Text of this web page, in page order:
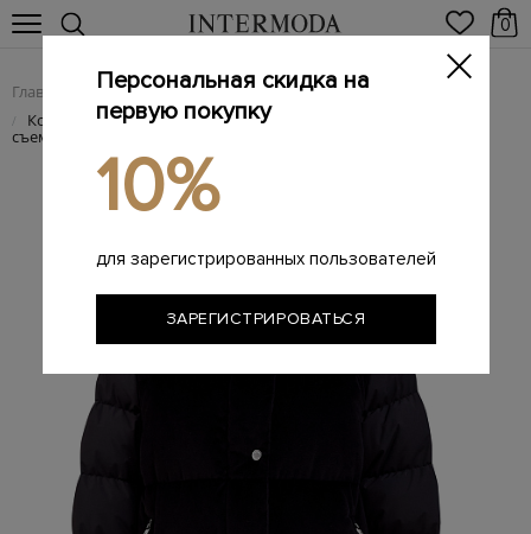
0
Главная Женщинам / SALE
/ Комбинированный пуховик Lavy из нейлона и велюра со
съемными рукавами
Персональная скидка на
первую покупку
10%
для зарегистрированных пользователей
ЗАРЕГИСТРИРОВАТЬСЯ